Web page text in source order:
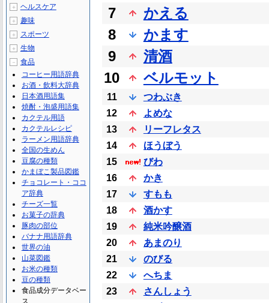
7
かえる
8
かます
9
清酒
10
ベルモット
11
つわぶき
12
よめな
13
リーフレタス
14
ほうぼう
15
びわ
16
かき
17
すもも
18
酒かす
19
純米吟醸酒
20
あまのり
21
のびる
22
へちま
23
さんしょう
＋ ヘルスケア
＋ 趣味
＋ スポーツ
＋ 生物
－
食品
コーヒー用語辞典
お酒・飲料大辞典
日本酒用語集
焼酎・泡盛用語集
カクテル用語
カクテルレシピ
ラーメン用語辞典
全国の生めん
豆腐の種類
かまぼこ製品図鑑
チョコレート・ココ
ア辞典
チーズ一覧
お菓子の辞典
豚肉の部位
バナナ用語辞典
世界の油
山菜図鑑
お米の種類
豆の種類
食品成分データベー
ス